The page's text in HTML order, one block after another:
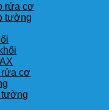
rửa cơ
tường
rửa cơ
tường